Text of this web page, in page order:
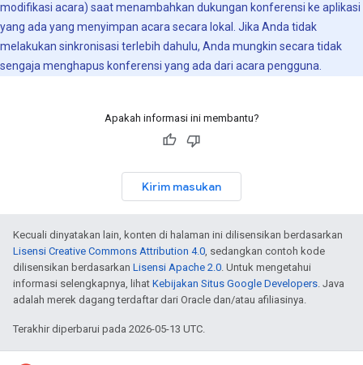
modifikasi acara) saat menambahkan dukungan konferensi ke aplikasi
yang ada yang menyimpan acara secara lokal. Jika Anda tidak
melakukan sinkronisasi terlebih dahulu, Anda mungkin secara tidak
sengaja menghapus konferensi yang ada dari acara pengguna.
Apakah informasi ini membantu?
Kirim masukan
Kecuali dinyatakan lain, konten di halaman ini dilisensikan berdasarkan
Lisensi Creative Commons Attribution 4.0, sedangkan contoh kode
dilisensikan berdasarkan Lisensi Apache 2.0. Untuk mengetahui
informasi selengkapnya, lihat Kebijakan Situs Google Developers. Java
adalah merek dagang terdaftar dari Oracle dan/atau afiliasinya.
Terakhir diperbarui pada 2026-05-13 UTC.